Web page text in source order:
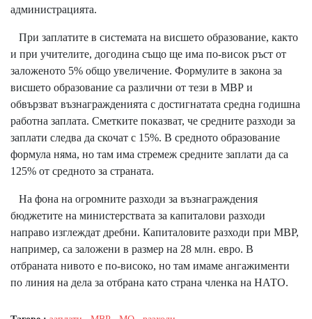
администрацията.
При заплатите в системата на висшето образование, както
и при учителите, догодина също ще има по-висок ръст от
заложеното 5% общо увеличение. Формулите в закона за
висшето образование са различни от тези в МВР и
обвързват възнагражденията с достигнатата средна годишна
работна заплата. Сметките показват, че средните разходи за
заплати следва да скочат с 15%. В средното образование
формула няма, но там има стремеж средните заплати да са
125% от средното за страната.
На фона на огромните разходи за възнаграждения
бюджетите на министерствата за капиталови разходи
направо изглеждат дребни. Капиталовите разходи при МВР,
например, са заложени в размер на 28 млн. евро. В
отбраната нивото е по-високо, но там имаме ангажименти
по линия на дела за отбрана като страна членка на НАТО.